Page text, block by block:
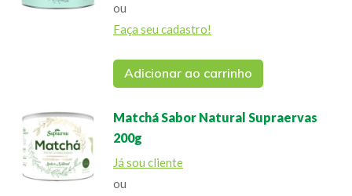
ou
Faça seu cadastro!
Adicionar ao carrinho
Matchá Sabor Natural Supraervas
200g
Já sou cliente
ou